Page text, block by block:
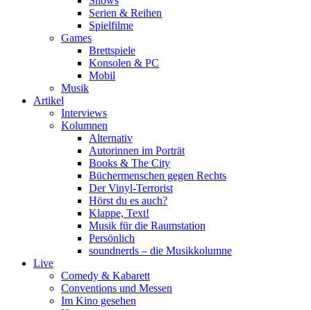
Serien & Reihen
Spielfilme
Games
Brettspiele
Konsolen & PC
Mobil
Musik
Artikel
Interviews
Kolumnen
Alternativ
Autorinnen im Porträt
Books & The City
Büchermenschen gegen Rechts
Der Vinyl-Terrorist
Hörst du es auch?
Klappe, Text!
Musik für die Raumstation
Persönlich
soundnerds – die Musikkolumne
Live
Comedy & Kabarett
Conventions und Messen
Im Kino gesehen